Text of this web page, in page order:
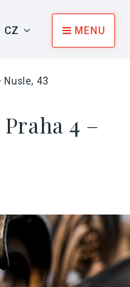
CZ MENU
Nusle, 43
4 –